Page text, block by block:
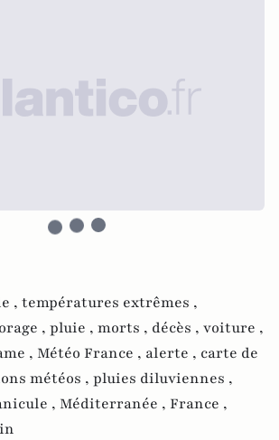
, températures extrêmes ,
orage , pluie , morts , décès , voiture ,
, Météo France , alerte , carte de
météos , pluies diluviennes ,
, Méditerranée , France ,